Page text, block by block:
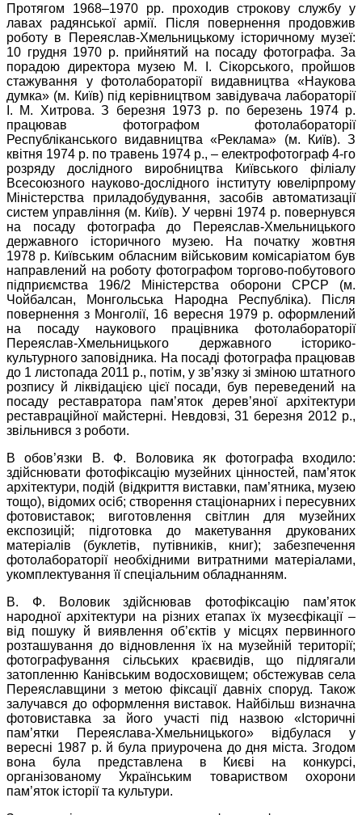
Протягом 1968–1970 рр. проходив строкову службу у
лавах радянської армії. Після повернення продовжив
роботу в Переяслав-Хмельницькому історичному музеї:
10 грудня 1970 р. прийнятий на посаду фотографа. За
порадою директора музею М. І. Сікорського, пройшов
стажування у фотолабораторії видавництва «Наукова
думка» (м. Київ) під керівництвом завідувача лабораторії
І. М. Хитрова. З березня 1973 р. по березень 1974 р.
працював фотографом фотолабораторії
Республіканського видавництва «Реклама» (м. Київ). З
квітня 1974 р. по травень 1974 р., – електрофотограф 4-го
розряду дослідного виробництва Київського філіалу
Всесоюзного науково-дослідного інституту ювелірпрому
Міністерства приладобудування, засобів автоматизації
систем управління (м. Київ). У червні 1974 р. повернувся
на посаду фотографа до Переяслав-Хмельницького
державного історичного музею. На початку жовтня
1978 р. Київським обласним військовим комісаріатом був
направлений на роботу фотографом торгово-побутового
підприємства 196/2 Міністерства оборони СРСР (м.
Чойбалсан, Монгольська Народна Республіка). Після
повернення з Монголії, 16 вересня 1979 р. оформлений
на посаду наукового працівника фотолабораторії
Переяслав-Хмельницького державного історико-
культурного заповідника. На посаді фотографа працював
до 1 листопада 2011 р., потім, у зв’язку зі зміною штатного
розпису й ліквідацією цієї посади, був переведений на
посаду реставратора пам’яток дерев’яної архітектури
реставраційної майстерні. Невдовзі, 31 березня 2012 р.,
звільнився з роботи.
В обов’язки В. Ф. Воловика як фотографа входило:
здійснювати фотофіксацію музейних цінностей, пам’яток
архітектури, подій (відкриття виставки, пам’ятника, музею
тощо), відомих осіб; створення стаціонарних і пересувних
фотовиставок; виготовлення світлин для музейних
експозицій; підготовка до макетування друкованих
матеріалів (буклетів, путівників, книг); забезпечення
фотолабораторії необхідними витратними матеріалами,
укомплектування її спеціальним обладнанням.
В. Ф. Воловик здійснював фотофіксацію пам’яток
народної архітектури на різних етапах їх музеєфікації –
від пошуку й виявлення об’єктів у місцях первинного
розташування до відновлення їх на музейній території;
фотографування сільських краєвидів, що підлягали
затопленню Канівським водосховищем; обстежував села
Переяславщини з метою фіксації давніх споруд. Також
залучався до оформлення виставок. Найбільш визначна
фотовиставка за його участі під назвою «Історичні
пам’ятки Переяслава-Хмельницького» відбулася у
вересні 1987 р. й була приурочена до дня міста. Згодом
вона була представлена в Києві на конкурсі,
організованому Українським товариством охорони
пам’яток історії та культури.